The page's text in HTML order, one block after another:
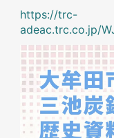
https://trc-
adeac.trc.co.jp/